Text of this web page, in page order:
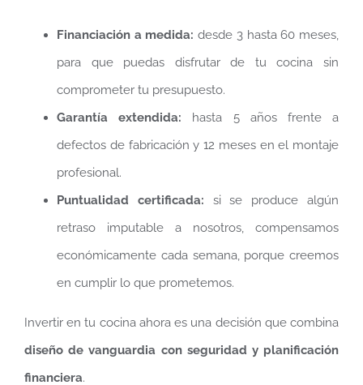
Financiación a medida: desde 3 hasta 60 meses,
para que puedas disfrutar de tu cocina sin
comprometer tu presupuesto.
Garantía extendida: hasta 5 años frente a
defectos de fabricación y 12 meses en el montaje
profesional.
Puntualidad certificada: si se produce algún
retraso imputable a nosotros, compensamos
económicamente cada semana, porque creemos
en cumplir lo que prometemos.
Invertir en tu cocina ahora es una decisión que combina
diseño de vanguardia con seguridad y planificación
financiera.